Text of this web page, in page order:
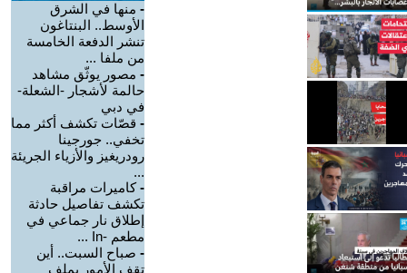
- منها في الشرق
الأوسط.. البنتاغون
تنشر الدفعة الخامسة
من ملفا ...
- مصور يوثّق مشاهد
حالمة لأشجار -الشعلة-
في دبي
- قصّات تكشف أكثر مما
تخفي.. جورجينا
رودريغيز والأزياء الجريئة
...
-كاميرات مراقبة
تكشف تفاصيل حادثة
إطلاق نار جماعي في
مطعم -In ...
- صباح السبت.. أين
تقف الأمور بملف